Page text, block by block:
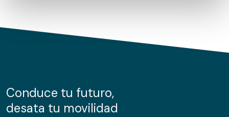
de cookies.
información sobre el uso que haga del sitio web con
nuestros partners de redes sociales, publicidad y análisis
Conduce tu futuro,
desata tu movilidad